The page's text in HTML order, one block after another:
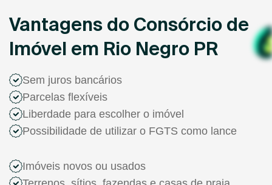
Vantagens do Consórcio de
Imóvel em Rio Negro PR
Sem juros bancários
Parcelas flexíveis
Liberdade para escolher o imóvel
Possibilidade de utilizar o FGTS como lance
Imóveis novos ou usados